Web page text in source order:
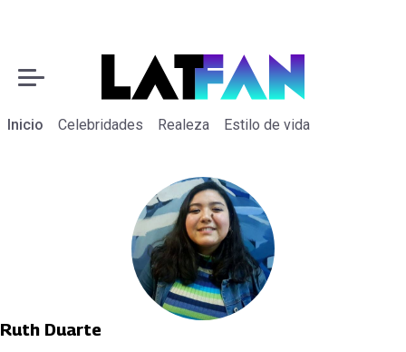
Inicio Celebridades Realeza Estilo de vida
Ruth Duarte